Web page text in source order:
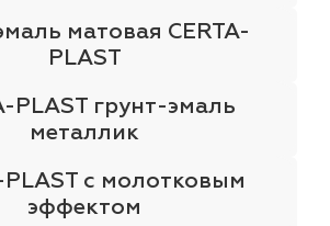
матовая CERTA-
PLAST
PLAST грунт-эмаль
металлик
PLAST с молотковым
эффектом